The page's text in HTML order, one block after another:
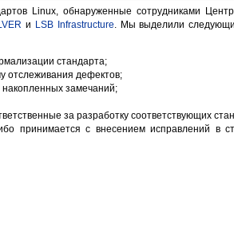
Linux, обнаруженные сотрудниками
и LSB Infrastructure. Мы выделили
стандарта;
отслеживания дефектов;
накопленных замечаний;
за разработку соответствующих
принимается с внесением исправлений в